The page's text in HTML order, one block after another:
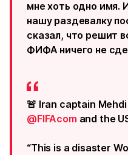
мне хоть одно имя.
нашу раздевалку
сказал, что решит
ФИФА ничего не
🚨 Iran captain
@FIFAcom and the
“This is a disaster